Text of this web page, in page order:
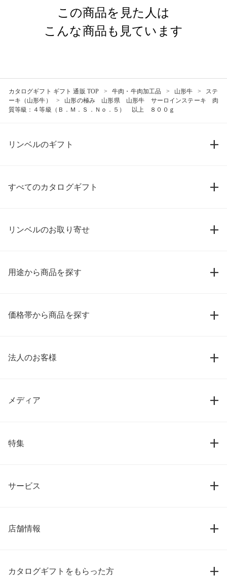
この商品を見た人は
こんな商品も見ています
カタログギフト ギフト 通販 TOP 牛肉・牛肉加工品 山形牛
ステ
ーキ（山形牛）
山形の極み 山形県 山形牛 サーロインステーキ 肉
質等級：４等級（Ｂ．Ｍ．Ｓ．Ｎｏ．５） 以上 ８００ｇ
リンベルのギフト
すべてのカタログギフト
リンベルのお取り寄せ
用途から商品を探す
価格帯から商品を探す
法人のお客様
メディア
特集
サービス
店舗情報
カタログギフトをもらった方